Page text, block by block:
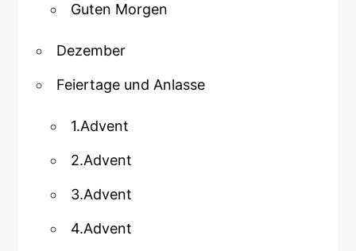
Guten Morgen
Dezember
Feiertage und Anlasse
1.Advent
2.Advent
3.Advent
4.Advent